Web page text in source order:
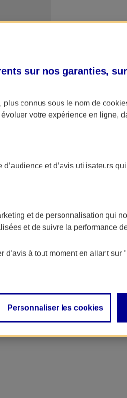
sur nos garanties,
plus connus sous le nom de
votre expérience en ligne,
d’audience et d’avis utilisateurs
et de personnalisation qui
et de suivre la performance
d'avis à tout moment en allant sur
Personnaliser les cookies